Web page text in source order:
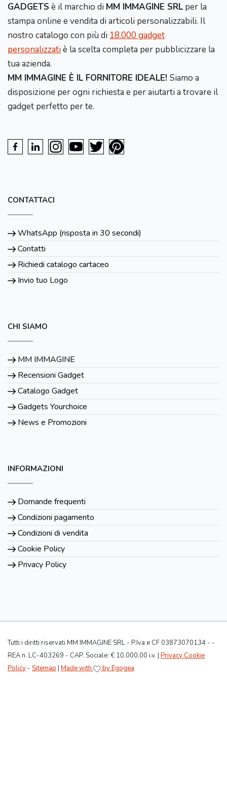
GADGETS è il marchio di MM IMMAGINE SRL per la
stampa online e vendita di articoli personalizzabili. Il
nostro catalogo con più di 18.000 gadget
personalizzatiè la scelta completa per pubblicizzare la
tua azienda.
MM IMMAGINE È IL FORNITORE IDEALE! Siamo a
disposizione per ogni richiesta e per aiutarti a trovare il
gadget perfetto per te.
CONTATTACI
WhatsApp (risposta in 30 secondi)
Contatti
Richiedi catalogo cartaceo
Invio tuo Logo
CHI SIAMO
MM IMMAGINE
Recensioni Gadget
Catalogo Gadget
Gadgets Yourchoice
News e Promozioni
INFORMAZIONI
Domande frequenti
Condizioni pagamento
Condizioni di vendita
Cookie Policy
Privacy Policy
Tutti i diritti riservati MM IMMAGINE SRL - P.Iva e CF 03873070134 - -
REA n. LC-403269 - CAP. Sociale: € 10.000,00 i.v. | Privacy Cookie
Policy - Sitemap Made with by Egogea